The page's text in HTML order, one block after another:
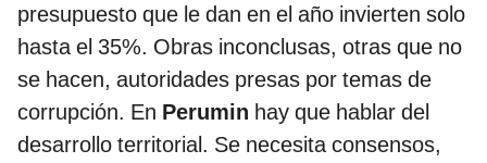
presupuesto que le dan en el año invierten solo
hasta el 35%. Obras inconclusas, otras que no
se hacen, autoridades presas por temas de
corrupción. En Perumin hay que hablar del
desarrollo territorial. Se necesita consensos,